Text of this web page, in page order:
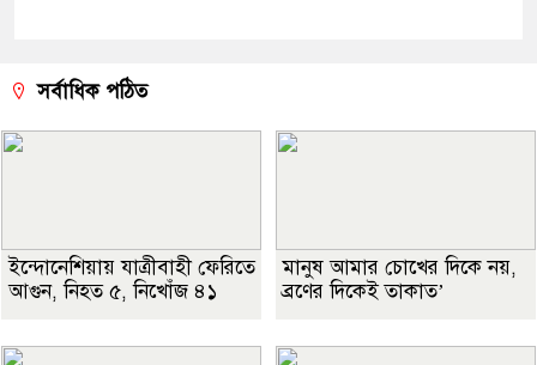
সর্বাধিক পঠিত
ইন্দোনেশিয়ায় যাত্রীবাহী ফেরিতে
আগুন, নিহত ৫, নিখোঁজ ৪১
মানুষ আমার চোখের দিকে নয়,
ব্রণের দিকেই তাকাত’